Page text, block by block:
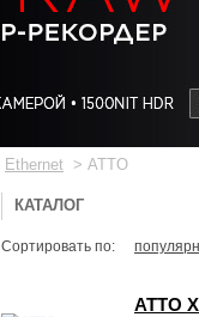
Ethernet > ATTO
КАТАЛОГ
Сортировать по:
ATTO